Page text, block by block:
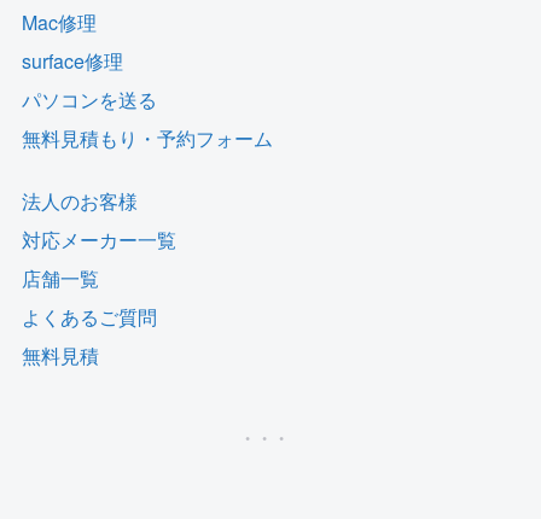
Mac修理
surface修理
パソコンを送る
無料見積もり・予約フォーム
法人のお客様
対応メーカー一覧
店舗一覧
よくあるご質問
無料見積